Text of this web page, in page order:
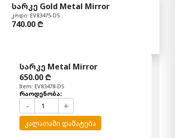
სარკე Gold Metal Mirror
კოდი: EV83475-DS
740.00 ₾
სარკე Metal Mirror
650.00 ₾
Item: EV83478-DS
რაოდენობა:
- +
კალათაში დამატება